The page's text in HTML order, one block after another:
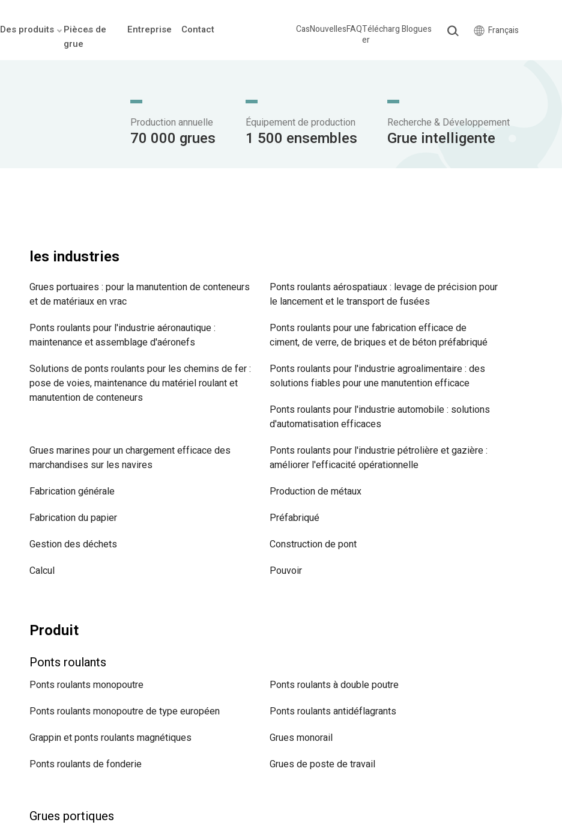
Des produits
Pièces de
grue
Entreprise Contact CasNouvellesFAQTélécharg
er
Blogues Français
Production annuelle
70 000 grues
Équipement de production
1 500 ensembles
Recherche & Développement
Grue intelligente
les industries
Grues portuaires : pour la manutention de conteneurs
et de matériaux en vrac
Ponts roulants aérospatiaux : levage de précision pour
le lancement et le transport de fusées
Ponts roulants pour l'industrie aéronautique :
maintenance et assemblage d'aéronefs
Ponts roulants pour une fabrication efficace de
ciment, de verre, de briques et de béton préfabriqué
Solutions de ponts roulants pour les chemins de fer :
pose de voies, maintenance du matériel roulant et
manutention de conteneurs
Ponts roulants pour l'industrie agroalimentaire : des
solutions fiables pour une manutention efficace
Ponts roulants pour l'industrie automobile : solutions
d'automatisation efficaces
Grues marines pour un chargement efficace des
marchandises sur les navires
Ponts roulants pour l'industrie pétrolière et gazière :
améliorer l'efficacité opérationnelle
Fabrication générale
Production de métaux
Fabrication du papier
Préfabriqué
Gestion des déchets
Construction de pont
Calcul
Pouvoir
Produit
Ponts roulants
Ponts roulants monopoutre
Ponts roulants à double poutre
Ponts roulants monopoutre de type européen
Ponts roulants antidéflagrants
Grappin et ponts roulants magnétiques
Grues monorail
Ponts roulants de fonderie
Grues de poste de travail
Grues portiques